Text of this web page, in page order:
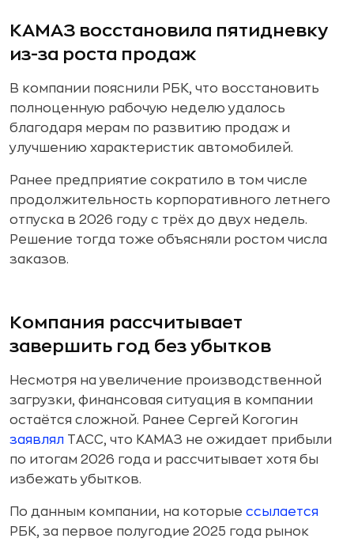
КАМАЗ восстановила пятидневку
из-за роста продаж
В компании пояснили РБК, что восстановить
полноценную рабочую неделю удалось
благодаря мерам по развитию продаж и
улучшению характеристик автомобилей.
Ранее предприятие сократило в том числе
продолжительность корпоративного летнего
отпуска в 2026 году с трёх до двух недель.
Решение тогда тоже объясняли ростом числа
заказов.
Компания рассчитывает
завершить год без убытков
Несмотря на увеличение производственной
загрузки, финансовая ситуация в компании
остаётся сложной. Ранее Сергей Когогин
заявлял ТАСС, что КАМАЗ не ожидает прибыли
по итогам 2026 года и рассчитывает хотя бы
избежать убытков.
По данным компании, на которые ссылается
РБК, за первое полугодие 2025 года рынок